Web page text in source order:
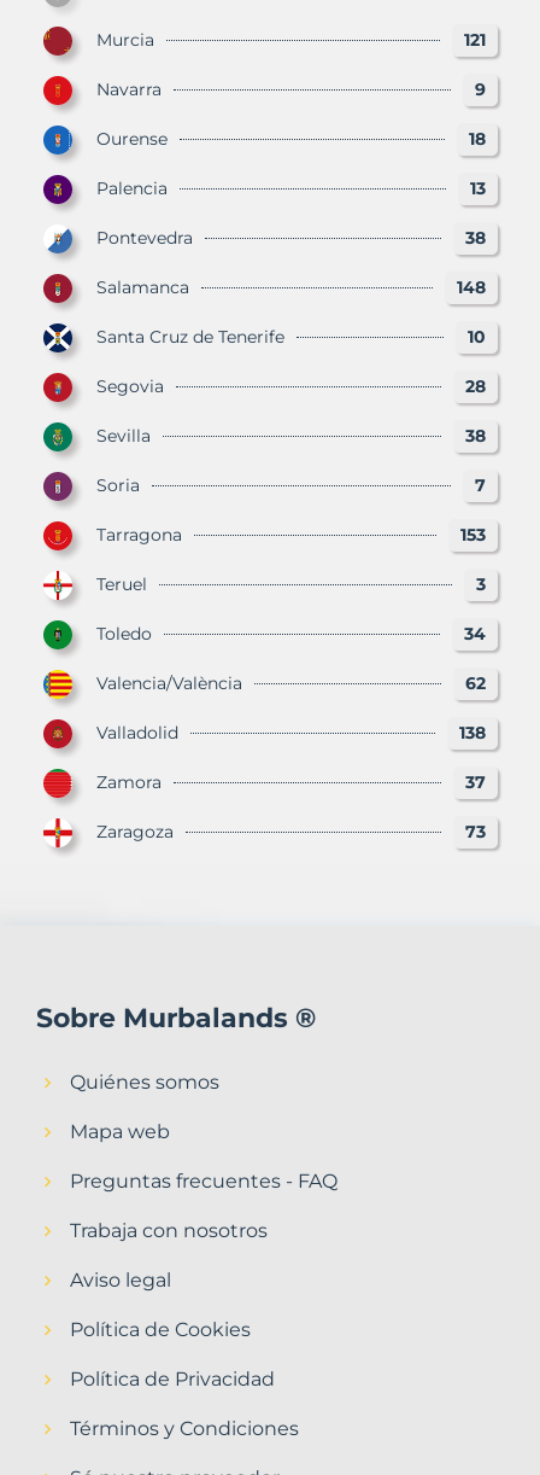
Murcia 121
Navarra 9
Ourense 18
Palencia 13
Pontevedra 38
Salamanca 148
Santa Cruz de Tenerife 10
Segovia 28
Sevilla 38
Soria 7
Tarragona 153
Teruel 3
Toledo 34
Valencia/València 62
Valladolid 138
Zamora 37
Zaragoza 73
Sobre Murbalands ®
Quiénes somos
Mapa web
Preguntas frecuentes - FAQ
Trabaja con nosotros
Aviso legal
Política de Cookies
Política de Privacidad
Términos y Condiciones